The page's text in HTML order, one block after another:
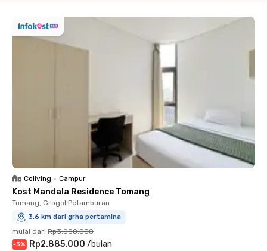
Coliving • Campur
Kost Mandala Residence Tomang
Tomang, Grogol Petamburan
3.6 km dari grha pertamina
mulai dari Rp3.000.000
-3% Rp2.885.000 /bulan